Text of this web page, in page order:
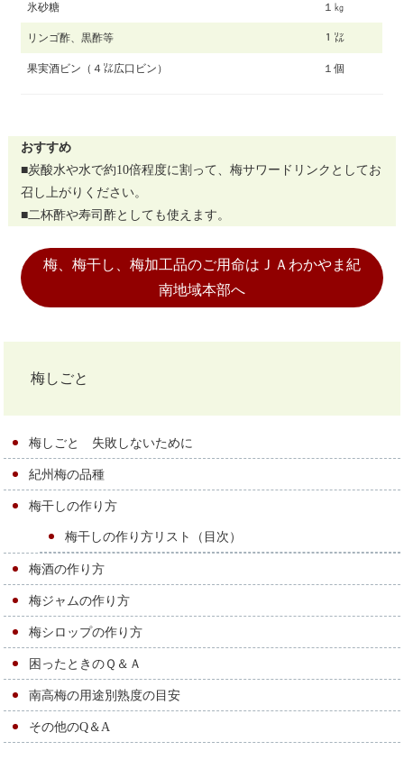
氷砂糖 １㎏
リンゴ酢、黒酢等 １㍑
果実酒ビン（４㍑広口ビン） １個
おすすめ
■炭酸水や水で約10倍程度に割って、梅サワードリンクとしてお
召し上がりください。
■二杯酢や寿司酢としても使えます。
梅、梅干し、梅加工品のご用命はＪＡわかやま紀
南地域本部へ
梅しごと
梅しごと 失敗しないために
紀州梅の品種
梅干しの作り方
梅干しの作り方リスト（目次）
梅酒の作り方
梅ジャムの作り方
梅シロップの作り方
困ったときのＱ＆Ａ
南高梅の用途別熟度の目安
その他のQ＆A